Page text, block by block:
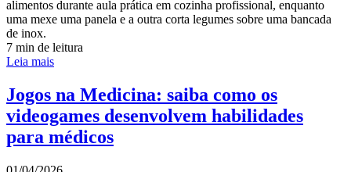
7 min de leitura
Leia mais
Jogos na Medicina: saiba como os
videogames desenvolvem habilidades
para médicos